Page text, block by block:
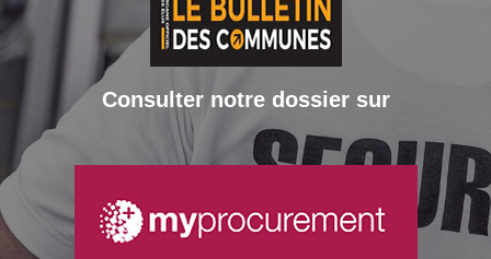
Consulter notre dossier sur